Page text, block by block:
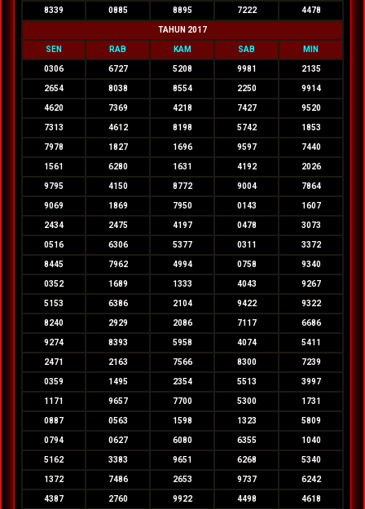
8339 0885 8895 7222 4478
TAHUN 2017
SEN RAB KAM SAB MIN
0306 6727 5208 9981 2135
2654 8038 8554 2250 9914
4620 7369 4218 7427 9520
7313 4612 8198 5742 1853
7978 1827 1696 9597 7440
1561 6280 1631 4192 2026
9795 4150 8772 9004 7864
9069 1869 7950 0143 1607
2434 2475 4197 0478 3073
0516 6306 5377 0311 3372
8445 7962 4994 0758 9340
0352 1689 1333 4043 9267
5153 6386 2104 9422 9322
8240 2929 2086 7117 6686
9274 8393 5958 4074 5411
2471 2163 7566 8300 7239
0359 1495 2354 5513 3997
1171 9657 7700 5300 1731
0887 0563 1598 1323 5809
0794 0627 6080 6355 1040
5162 3383 9651 6268 5340
1372 7486 2653 9737 6242
4387 2760 9922 4498 4618